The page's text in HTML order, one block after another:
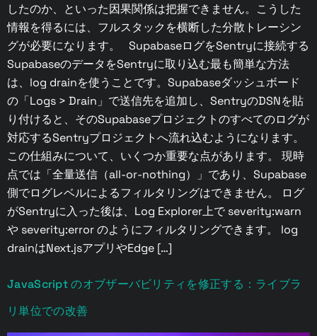
したのか、といった因果関係は把握できません。こうした
情報を得るには、フルスタックを横断した分散トレーシン
グが必要になります。 SupabaseログをSentryに接続する
SupabaseのデータをSentryに取り込む最も簡単な方法
は、log drainを使うことです。Supabaseダッシュボード
の「Logs > Drain」で送信先を追加し、SentryのDSNを貼
り付けると、そのSupabaseプロジェクトのすべてのログが
対応するSentryプロジェクトへ流れ込むようになります。
この仕組みについて、いくつか重要な点があります。 現時
点では「全量送信（all-or-nothing）」であり、Supabase
側でログレベルによるフィルタリングはできません。 ログ
がSentryに入った後は、Log Explorer上で severity:warn
や severity:error のようにフィルタリングできます。 log
drainはNext.jsアプリやEdge […]
JavaScript のオブザーバビリティを修正する：ライブラ
リ単位での改善